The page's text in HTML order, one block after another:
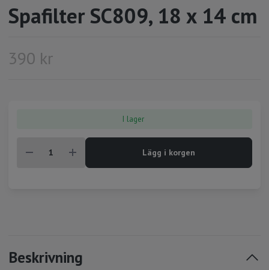
Spafilter SC809, 18 x 14 cm
390 kr
I lager
Lägg i korgen
Beskrivning